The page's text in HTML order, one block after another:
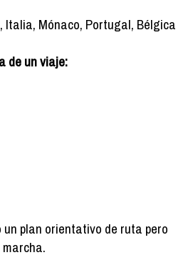
Italia, Mónaco, Portugal, Bélgica
de un viaje:
plan orientativo de ruta pero